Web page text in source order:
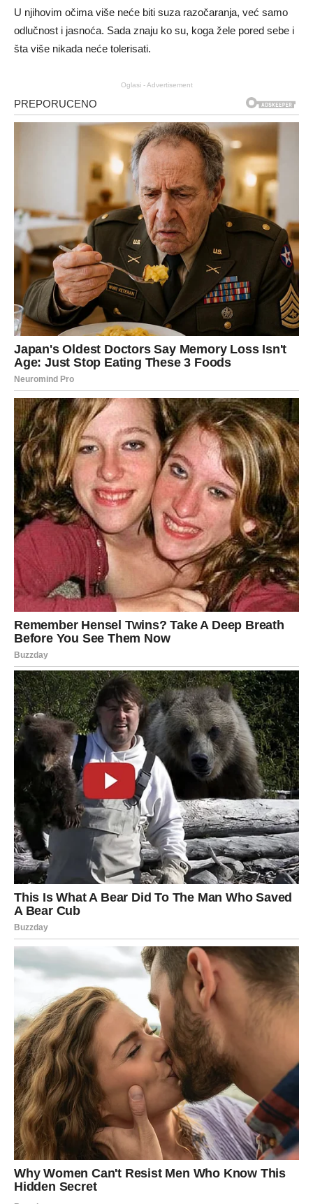
U njihovim očima više neće biti suza razočaranja, već samo
odlučnost i jasnoća. Sada znaju ko su, koga žele pored sebe i
šta više nikada neće tolerisati.
Oglasi - Advertisement